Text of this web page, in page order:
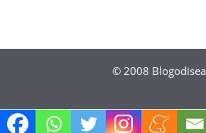
© 2008 Blogodisea